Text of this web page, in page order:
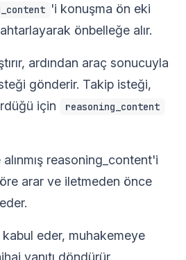
'i konuşma ön eki
önbelleğe alır.
ardından araç sonucuyla
gönderir. Takip isteği,
için
reasoning_content
reasoning_content'i
arar ve iletmeden önce
eder, muhakemeye
yanıtı döndürür.